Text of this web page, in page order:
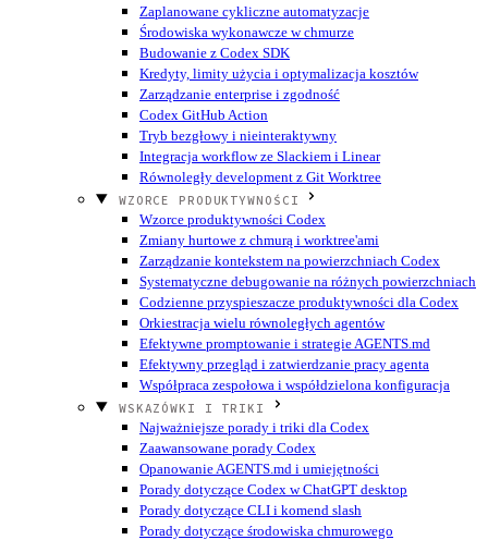
Zaplanowane cykliczne automatyzacje
Środowiska wykonawcze w chmurze
Budowanie z Codex SDK
Kredyty, limity użycia i optymalizacja kosztów
Zarządzanie enterprise i zgodność
Codex GitHub Action
Tryb bezgłowy i nieinteraktywny
Integracja workflow ze Slackiem i Linear
Równoległy development z Git Worktree
WZORCE PRODUKTYWNOŚCI
Wzorce produktywności Codex
Zmiany hurtowe z chmurą i worktree'ami
Zarządzanie kontekstem na powierzchniach Codex
Systematyczne debugowanie na różnych powierzchniach
Codzienne przyspieszacze produktywności dla Codex
Orkiestracja wielu równoległych agentów
Efektywne promptowanie i strategie AGENTS.md
Efektywny przegląd i zatwierdzanie pracy agenta
Współpraca zespołowa i współdzielona konfiguracja
WSKAZÓWKI I TRIKI
Najważniejsze porady i triki dla Codex
Zaawansowane porady Codex
Opanowanie AGENTS.md i umiejętności
Porady dotyczące Codex w ChatGPT desktop
Porady dotyczące CLI i komend slash
Porady dotyczące środowiska chmurowego